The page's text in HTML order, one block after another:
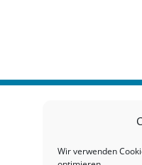
Wir verwenden